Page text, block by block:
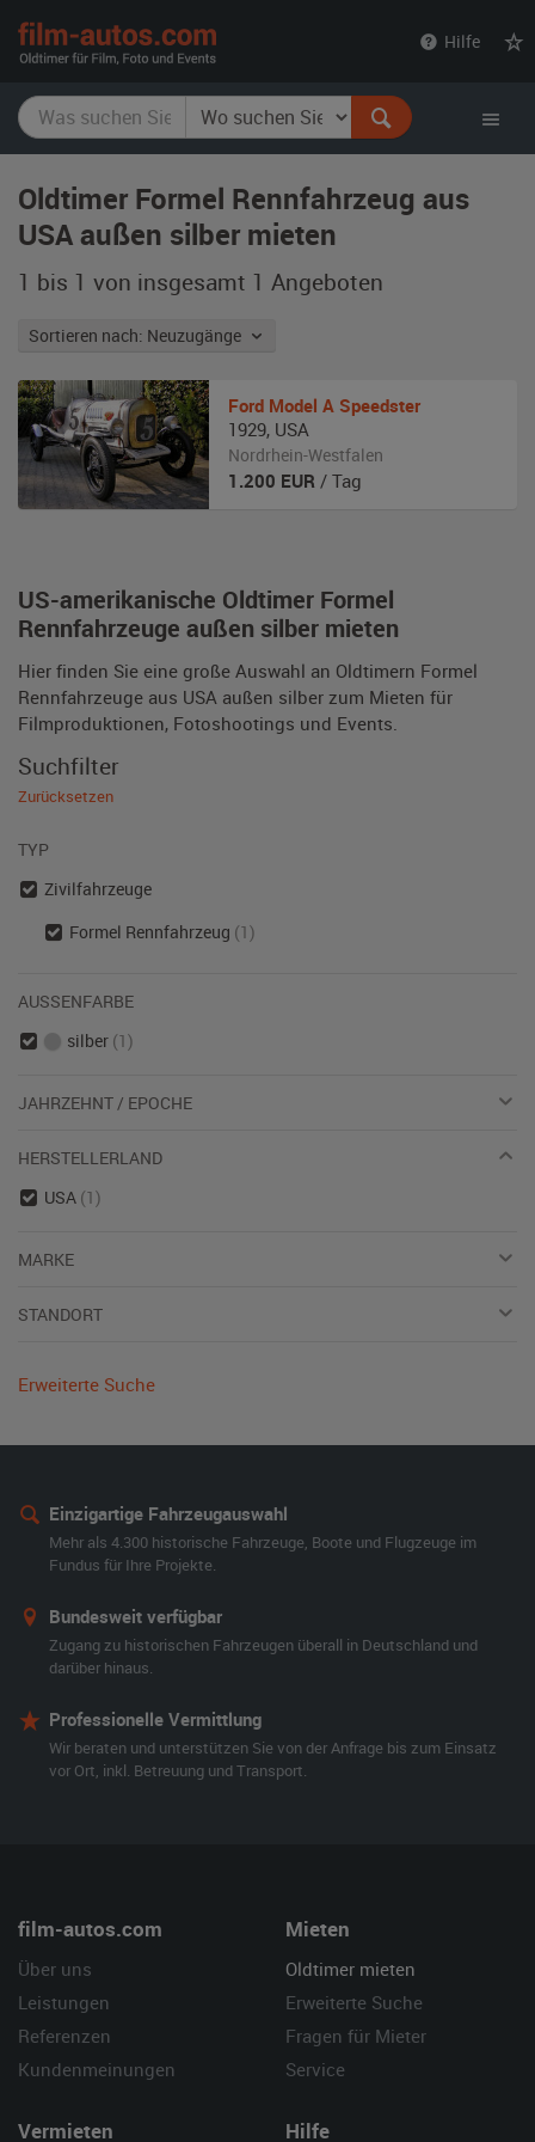
Hilfe
Oldtimer Formel Rennfahrzeug aus
USA außen silber mieten
1 bis 1 von insgesamt 1 Angeboten
Sortieren nach: Neuzugänge
US-amerikanische Oldtimer Formel
Rennfahrzeuge außen silber mieten
Hier finden Sie eine große Auswahl an Oldtimern Formel
Rennfahrzeuge aus USA außen silber zum Mieten für
Filmproduktionen, Fotoshootings und Events.
Ford Model A Speedster
1929, USA
Nordrhein-Westfalen
1.200 EUR / Tag
Suchfilter
Zurücksetzen
TYP
Zivilfahrzeuge
Formel Rennfahrzeug (1)
AUSSENFARBE
silber (1)
JAHRZEHNT / EPOCHE
HERSTELLERLAND
USA (1)
MARKE
STANDORT
Erweiterte Suche
Einzigartige Fahrzeugauswahl
Mehr als 4.300 historische Fahrzeuge, Boote und Flugzeuge im
Fundus für Ihre Projekte.
Bundesweit verfügbar
Zugang zu historischen Fahrzeugen überall in Deutschland und
darüber hinaus.
Professionelle Vermittlung
Wir beraten und unterstützen Sie von der Anfrage bis zum Einsatz
vor Ort, inkl. Betreuung und Transport.
film-autos.com
Über uns
Leistungen
Referenzen
Kundenmeinungen
Mieten
Oldtimer mieten
Erweiterte Suche
Fragen für Mieter
Service
Vermieten Hilfe